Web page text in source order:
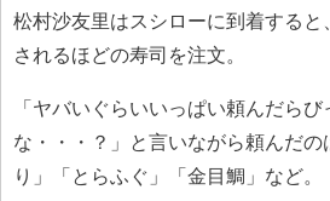
松村沙友里はスシローに到着すると
されるほどの寿司を注文。
「ヤバいぐらいいっぱい頼んだら
な・・・？」と言いながら頼んだの
り」「とらふぐ」「金目鯛」など。